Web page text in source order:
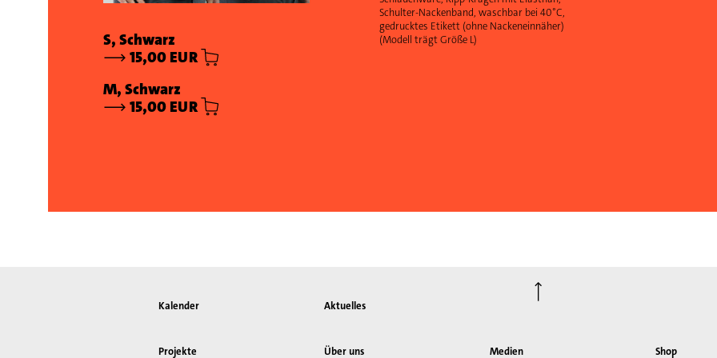
S, Schwarz
⟶ 15,00 EUR
M, Schwarz
⟶ 15,00 EUR
Schulter-Nackenband, waschbar bei 40°C,
gedrucktes Etikett (ohne Nackeneinnäher)
(Modell trägt Größe L)
Kalender Aktuelles
⟶
Projekte Über uns Medien Shop